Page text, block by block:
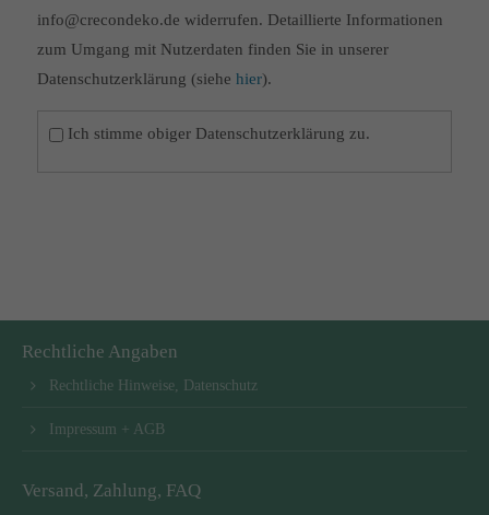
info@crecondeko.de widerrufen. Detaillierte Informationen
zum Umgang mit Nutzerdaten finden Sie in unserer
Datenschutzerklärung (siehe hier).
Ich stimme obiger Datenschutzerklärung zu.
Rechtliche Angaben
Rechtliche Hinweise, Datenschutz
Impressum + AGB
Versand, Zahlung, FAQ